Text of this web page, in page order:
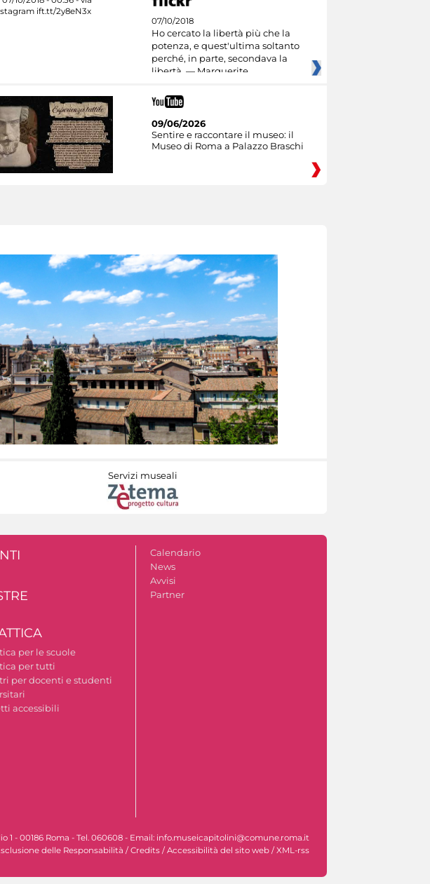
07/10/2018
Ho cercato la libertà più che la
potenza, e quest'ultima soltanto
perché, in parte, secondava la
libertà. — Marguerite
09/06/2026
Sentire e raccontare il museo: il
Museo di Roma a Palazzo Braschi
Servizi museali
per le scuole
per tutti
per docenti e studenti
accessibili
Calendario
News
Avvisi
Partner
1 - 00186 Roma - Tel. 060608 - Email: info.museicapitolini@comune.roma.it
delle Responsabilità /Credits /Accessibilità del sito web /XML-rss